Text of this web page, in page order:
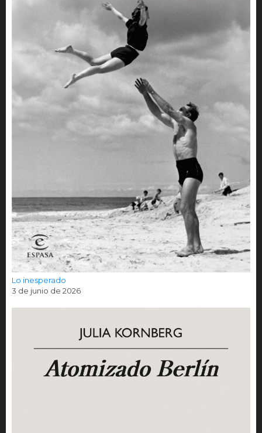
Lo inesperado
3 de junio de 2026